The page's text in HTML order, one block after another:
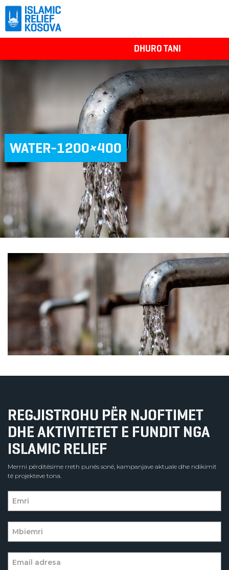
DHURO TANI
WATER-1200×400
REGJISTROHU PËR NJOFTIMET
DHE AKTIVITETET E FUNDIT NGA
ISLAMIC RELIEF
Merrni përditësime rreth punës sonë, kampanjave aktuale dhe ndikimit
të projekteve tona.